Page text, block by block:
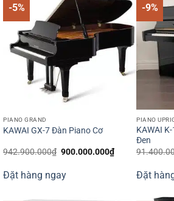
-5%
PIANO GRAND
KAWAI GX-7 Đàn Piano Cơ
942.900.000₫ Giá
942.900.000₫.
900.000.000₫Giá
hiện
900.000.000₫.
Đặt hàng ngay
-9%
PIANO
KAWAI
Đen
Đặt